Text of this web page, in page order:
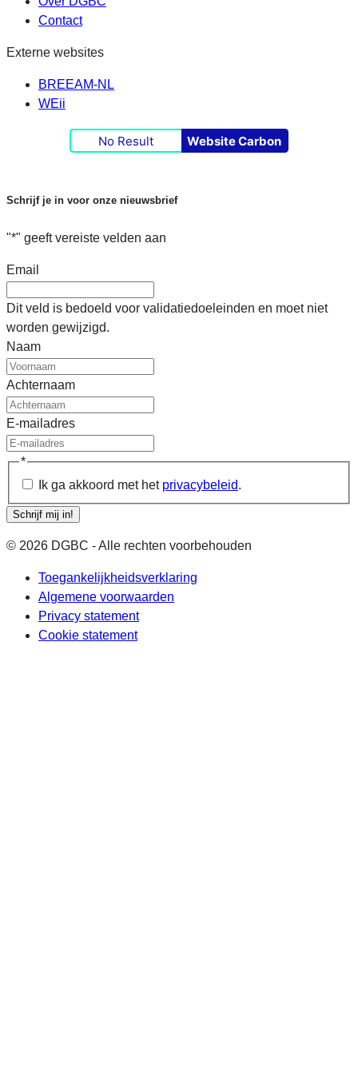
Contact
Externe websites
BREEAM-NL
WEii
No Result Website Carbon
Schrijf je in voor onze nieuwsbrief
"*" geeft vereiste velden aan
Email
Dit veld is bedoeld voor validatiedoeleinden en moet niet
worden gewijzigd.
Naam
Achternaam
E-mailadres
*
Ik ga akkoord met het privacybeleid.
Schrijf mij in!
© 2026 DGBC - Alle rechten voorbehouden
Toegankelijkheidsverklaring
Algemene voorwaarden
Privacy statement
Cookie statement